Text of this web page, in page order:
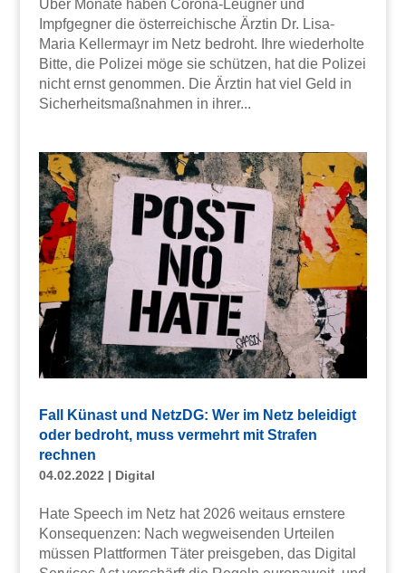
Über Monate haben Corona-Leugner und
Impfgegner die österreichische Ärztin Dr. Lisa-
Maria Kellermayr im Netz bedroht. Ihre wiederholte
Bitte, die Polizei möge sie schützen, hat die Polizei
nicht ernst genommen. Die Ärztin hat viel Geld in
Sicherheitsmaßnahmen in ihrer...
Fall Künast und NetzDG: Wer im Netz beleidigt
oder bedroht, muss vermehrt mit Strafen
rechnen
04.02.2022| Digital
Hate Speech im Netz hat 2026 weitaus ernstere
Konsequenzen: Nach wegweisenden Urteilen
müssen Plattformen Täter preisgeben, das Digital